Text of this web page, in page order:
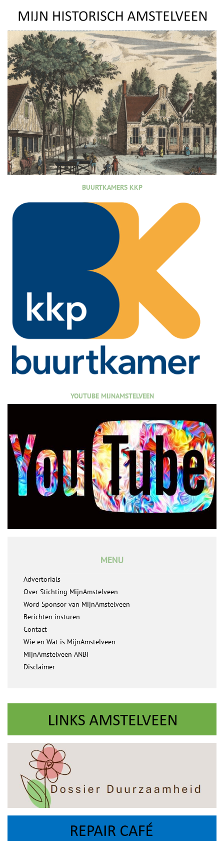
BUURTKAMERS KKP
YOUTUBE MIJNAMSTELVEEN
MENU
Advertorials
Over Stichting MijnAmstelveen
Word Sponsor van MijnAmstelveen
Berichten insturen
Contact
Wie en Wat is MijnAmstelveen
MijnAmstelveen ANBI
Disclaimer